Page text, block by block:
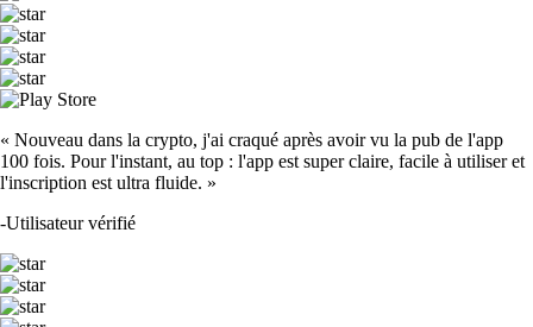
« Nouveau dans la crypto, j'ai craqué après avoir vu la pub de l'app
100 fois. Pour l'instant, au top : l'app est super claire, facile à utiliser et
l'inscription est ultra fluide. »
-Utilisateur vérifié